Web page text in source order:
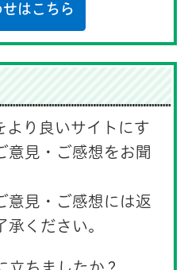
はこちら
より良いサイトにす
意見・ご感想をお聞
意見・ご感想には返
ください。